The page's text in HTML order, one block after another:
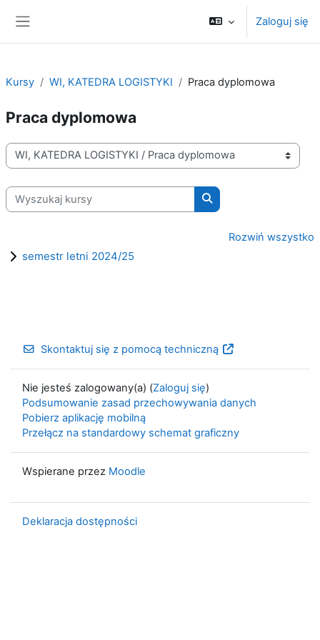
Zaloguj się
Kursy WI, KATEDRA LOGISTYKI Praca dyplomowa
Praca dyplomowa
Kategorie kursów
Wyszukaj kursy
Wyszukaj kursy
Rozwiń wszystko
semestr letni 2024/25
Skontaktuj się z pomocą techniczną
Nie jesteś zalogowany(a) (Zaloguj się)
Podsumowanie zasad przechowywania danych
Pobierz aplikację mobilną
Przełącz na standardowy schemat graficzny
Wspierane przez Moodle
Deklaracja dostępności